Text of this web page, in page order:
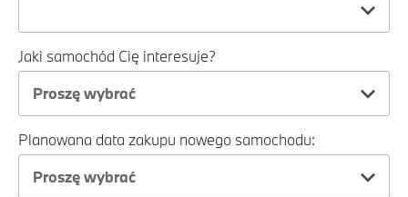
Jaki samochód Cię interesuje?
Proszę wybrać
Planowana data zakupu nowego samochodu:
Proszę wybrać